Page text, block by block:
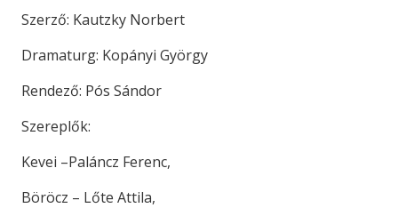
Szerző: Kautzky Norbert
Dramaturg: Kopányi György
Rendező: Pós Sándor
Szereplők:
Kevei –Paláncz Ferenc,
Böröcz – Lőte Attila,